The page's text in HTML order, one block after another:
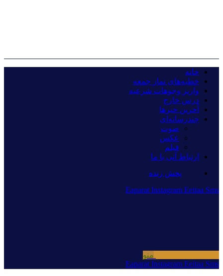
خانه
خطبه‌های نماز جمعه
واریز وجوهات شرعیه
درس خارج
آخرین خبرها
چندرسانه‌ای
صوت
عکس
فیلم
ارتباط آنی با ما
پخش زنده
Eaparat Instagram Eeitaa Sms
منو
Eaparat Instagram Eeitaa Sms